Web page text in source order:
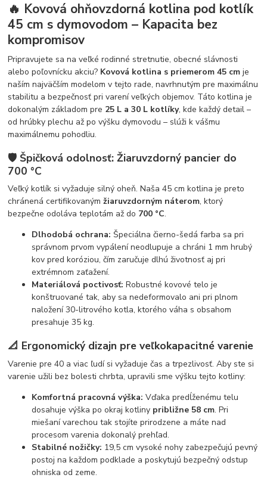
🔥 Kovová ohňovzdorná kotlina pod kotlík
45 cm s dymovodom – Kapacita bez
kompromisov
Pripravujete sa na veľké rodinné stretnutie, obecné slávnosti
alebo poľovnícku akciu? Kovová kotlina s priemerom 45 cm je
naším najväčším modelom v tejto rade, navrhnutým pre maximálnu
stabilitu a bezpečnosť pri varení veľkých objemov. Táto kotlina je
dokonalým základom pre 25 L a 30 L kotlíky, kde každý detail –
od hrúbky plechu až po výšku dymovodu – slúži k vášmu
maximálnemu pohodliu.
🛡️ Špičková odolnosť: Žiaruvzdorný pancier do
700 °C
Veľký kotlík si vyžaduje silný oheň. Naša 45 cm kotlina je preto
chránená certifikovanýmžiaruvzdorným náterom, ktorý
bezpečne odoláva teplotám až do 700 °C.
Dlhodobá ochrana: Špeciálna čierno-šedá farba sa pri
správnom prvom vypálení neodlupuje a chráni 1 mm hrubý
kov pred koróziou, čím zaručuje dlhú životnosť aj pri
extrémnom zaťažení.
Materiálová poctivosť: Robustné kovové telo je
konštruované tak, aby sa nedeformovalo ani pri plnom
naložení 30-litrového kotla, ktorého váha s obsahom
presahuje 35 kg.
📐 Ergonomický dizajn pre veľkokapacitné varenie
Varenie pre 40 a viac ľudí si vyžaduje čas a trpezlivosť. Aby ste si
varenie užili bez bolesti chrbta, upravili sme výšku tejto kotliny:
Komfortná pracovná výška: Vďaka predĺženému telu
dosahuje výška po okraj kotliny približne 58 cm. Pri
miešaní varechou tak stojíte prirodzene a máte nad
procesom varenia dokonalý prehľad.
Stabilné nožičky: 19,5 cm vysoké nohy zabezpečujú pevný
postoj na každom podklade a poskytujú bezpečný odstup
ohniska od zeme.